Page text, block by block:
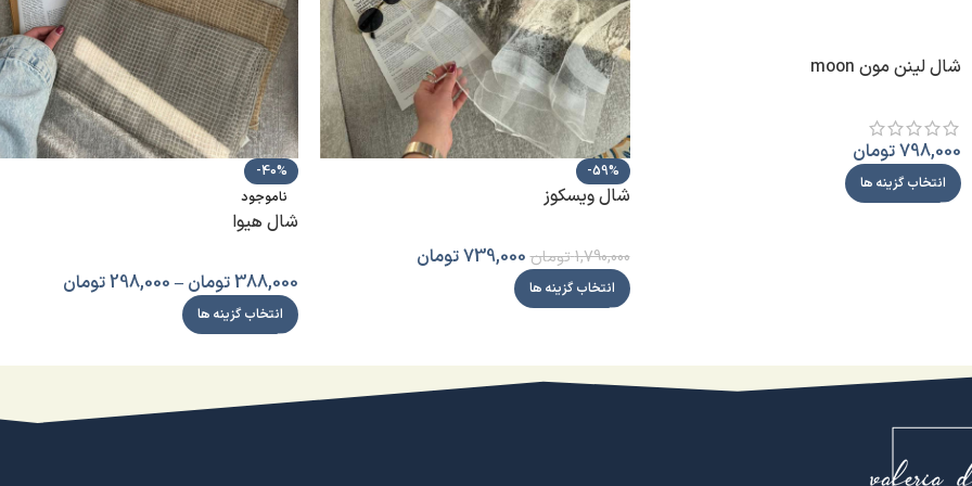
شال لینن مون moon
798,000تومان
انتخاب گزینه ها
-59%
شال ویسکوز
1,790,000تومان 739,000تومان
انتخاب گزینه ها
-40%
ناموجود
شال هیوا
388,000تومان –
298,000تومان
انتخاب گزینه ها